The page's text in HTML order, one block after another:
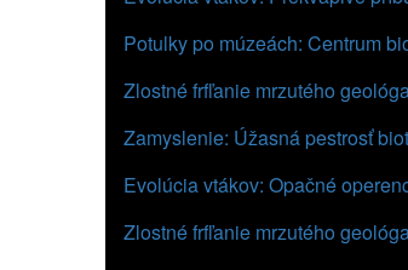
Potulky po múzeách: Centrum
Zlostné frfľanie mrzutého
Zamyslenie: Úžasná pestrosť
Evolúcia vtákov: Opačné
Zlostné frfľanie mrzutého